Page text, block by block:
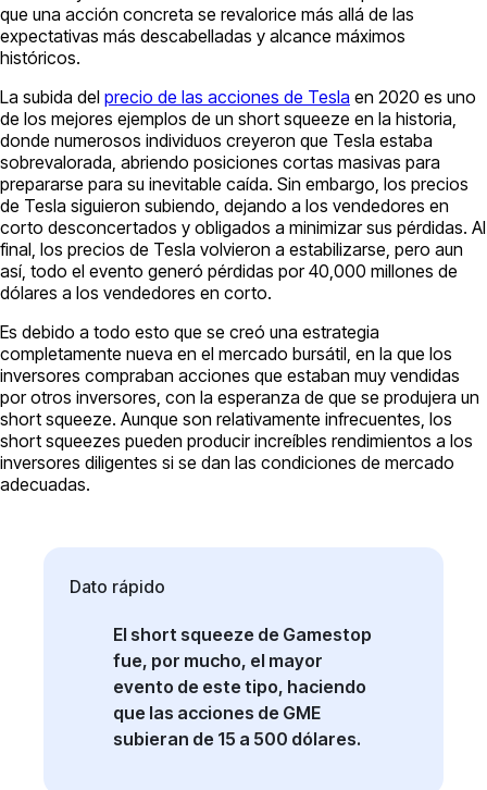
que una acción concreta se revalorice más allá de las
expectativas más descabelladas y alcance máximos
históricos.
La subida del precio de las acciones de Tesla en 2020 es uno
de los mejores ejemplos de un short squeeze en la historia,
donde numerosos individuos creyeron que Tesla estaba
sobrevalorada, abriendo posiciones cortas masivas para
prepararse para su inevitable caída. Sin embargo, los precios
de Tesla siguieron subiendo, dejando a los vendedores en
corto desconcertados y obligados a minimizar sus pérdidas. Al
final, los precios de Tesla volvieron a estabilizarse, pero aun
así, todo el evento generó pérdidas por 40,000 millones de
dólares a los vendedores en corto.
Es debido a todo esto que se creó una estrategia
completamente nueva en el mercado bursátil, en la que los
inversores compraban acciones que estaban muy vendidas
por otros inversores, con la esperanza de que se produjera un
short squeeze. Aunque son relativamente infrecuentes, los
short squeezes pueden producir increíbles rendimientos a los
inversores diligentes si se dan las condiciones de mercado
adecuadas.
El short squeeze de Gamestop
fue, por mucho, el mayor
evento de este tipo, haciendo
que las acciones de GME
subieran de 15 a 500 dólares.
Dato rápido